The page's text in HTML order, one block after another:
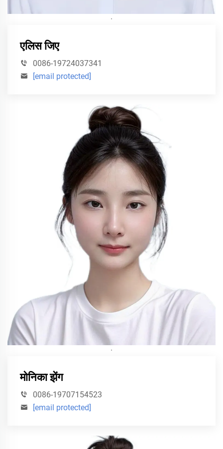
·
एलिस जिए
0086-19724037341
[email protected]
·
मोनिका झेंग
0086-19707154523
[email protected]